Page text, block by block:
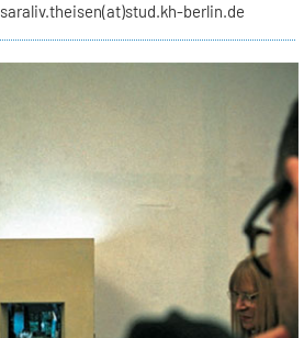
saraliv.theisen(at)stud.kh-berlin.de